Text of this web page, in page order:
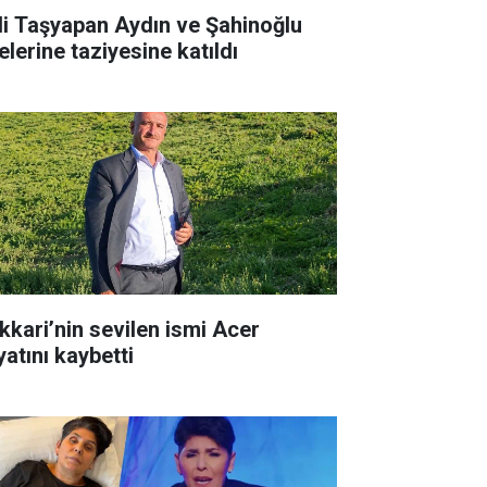
Taşyapan Aydın ve Şahinoğlu
taziyesine katıldı
sevilen ismi Acer
kaybetti